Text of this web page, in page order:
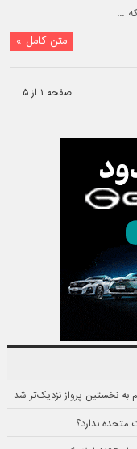
...
متن کامل »
صفحه ۱ از ۵
متحده ندارد؟